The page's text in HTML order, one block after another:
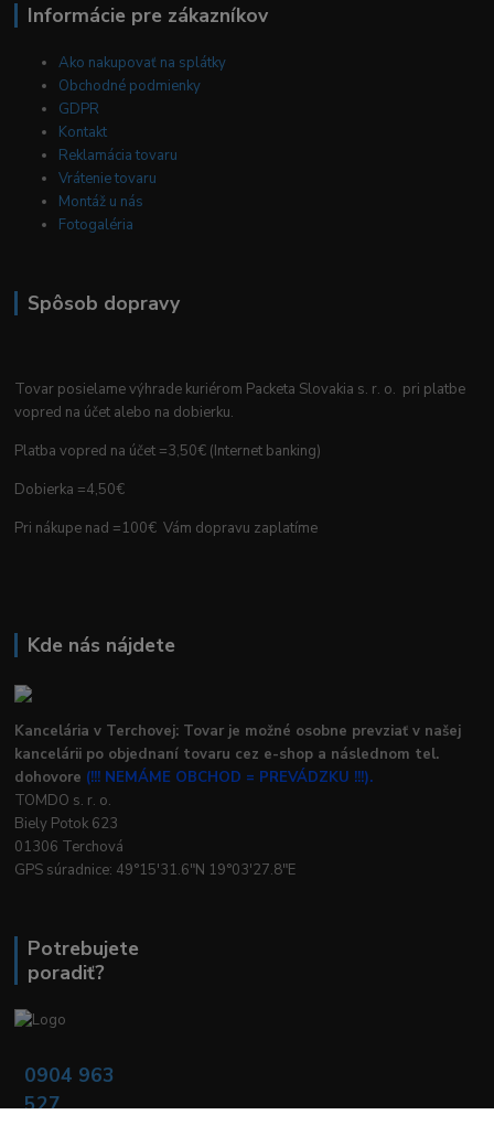
Informácie pre zákazníkov
Ako nakupovať na splátky
Obchodné podmienky
GDPR
Kontakt
Reklamácia tovaru
Vrátenie tovaru
Montáž u nás
Fotogaléria
Spôsob dopravy
Tovar posielame výhrade kuriérom Packeta Slovakia s. r. o. pri platbe
vopred na účet alebo na dobierku.
Platba vopred na účet =3,50€ (Internet banking)
Dobierka =4,50€
Pri nákupe nad =100€ Vám dopravu zaplatíme
Kde nás nájdete
Kancelária v Terchovej: Tovar je možné osobne prevziať v našej
kancelárii po objednaní tovaru cez e-shop a následnom tel.
dohovore (!!! NEMÁME OBCHOD = PREVÁDZKU !!!).
TOMDO s. r. o.
Biely Potok 623
01306 Terchová
GPS súradnice: 49°15'31.6"N 19°03'27.8"E
Potrebujete
poradiť?
0904 963
527